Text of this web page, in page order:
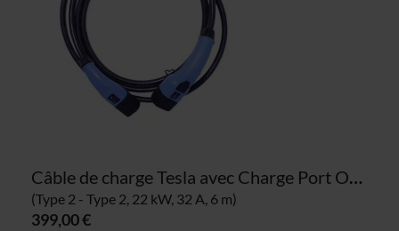
Câble de charge Tesla avec Charge Port Opener
(Type 2 - Type 2, 22 kW, 32 A, 6 m)
399,00 €